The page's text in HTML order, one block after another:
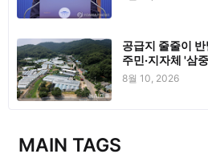
공급지 줄줄이
주민·지자체 '삼
8월 10, 2026
MAIN TAGS